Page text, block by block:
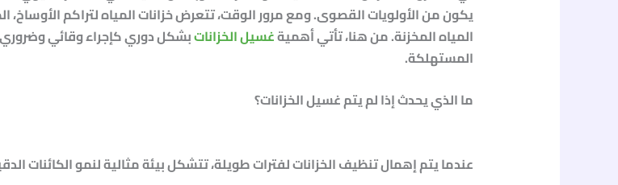
يكون من الأولويات القصوى.ومع مرور الوقت، تتعرض خزانات المياه لتراكم الأوساخ،
المياه المخزنة. من هنا، تأتي أهميةغسيل الخزاناتبشكل دوريكإجراء وقائي
المستهلكة.
ما الذي يحدث إذا لم يتم غسيل الخزانات؟
عندما يتم إهمال تنظيف الخزانات لفترات طويلة، تتشكل بيئة مثالية لنمو الكائنات